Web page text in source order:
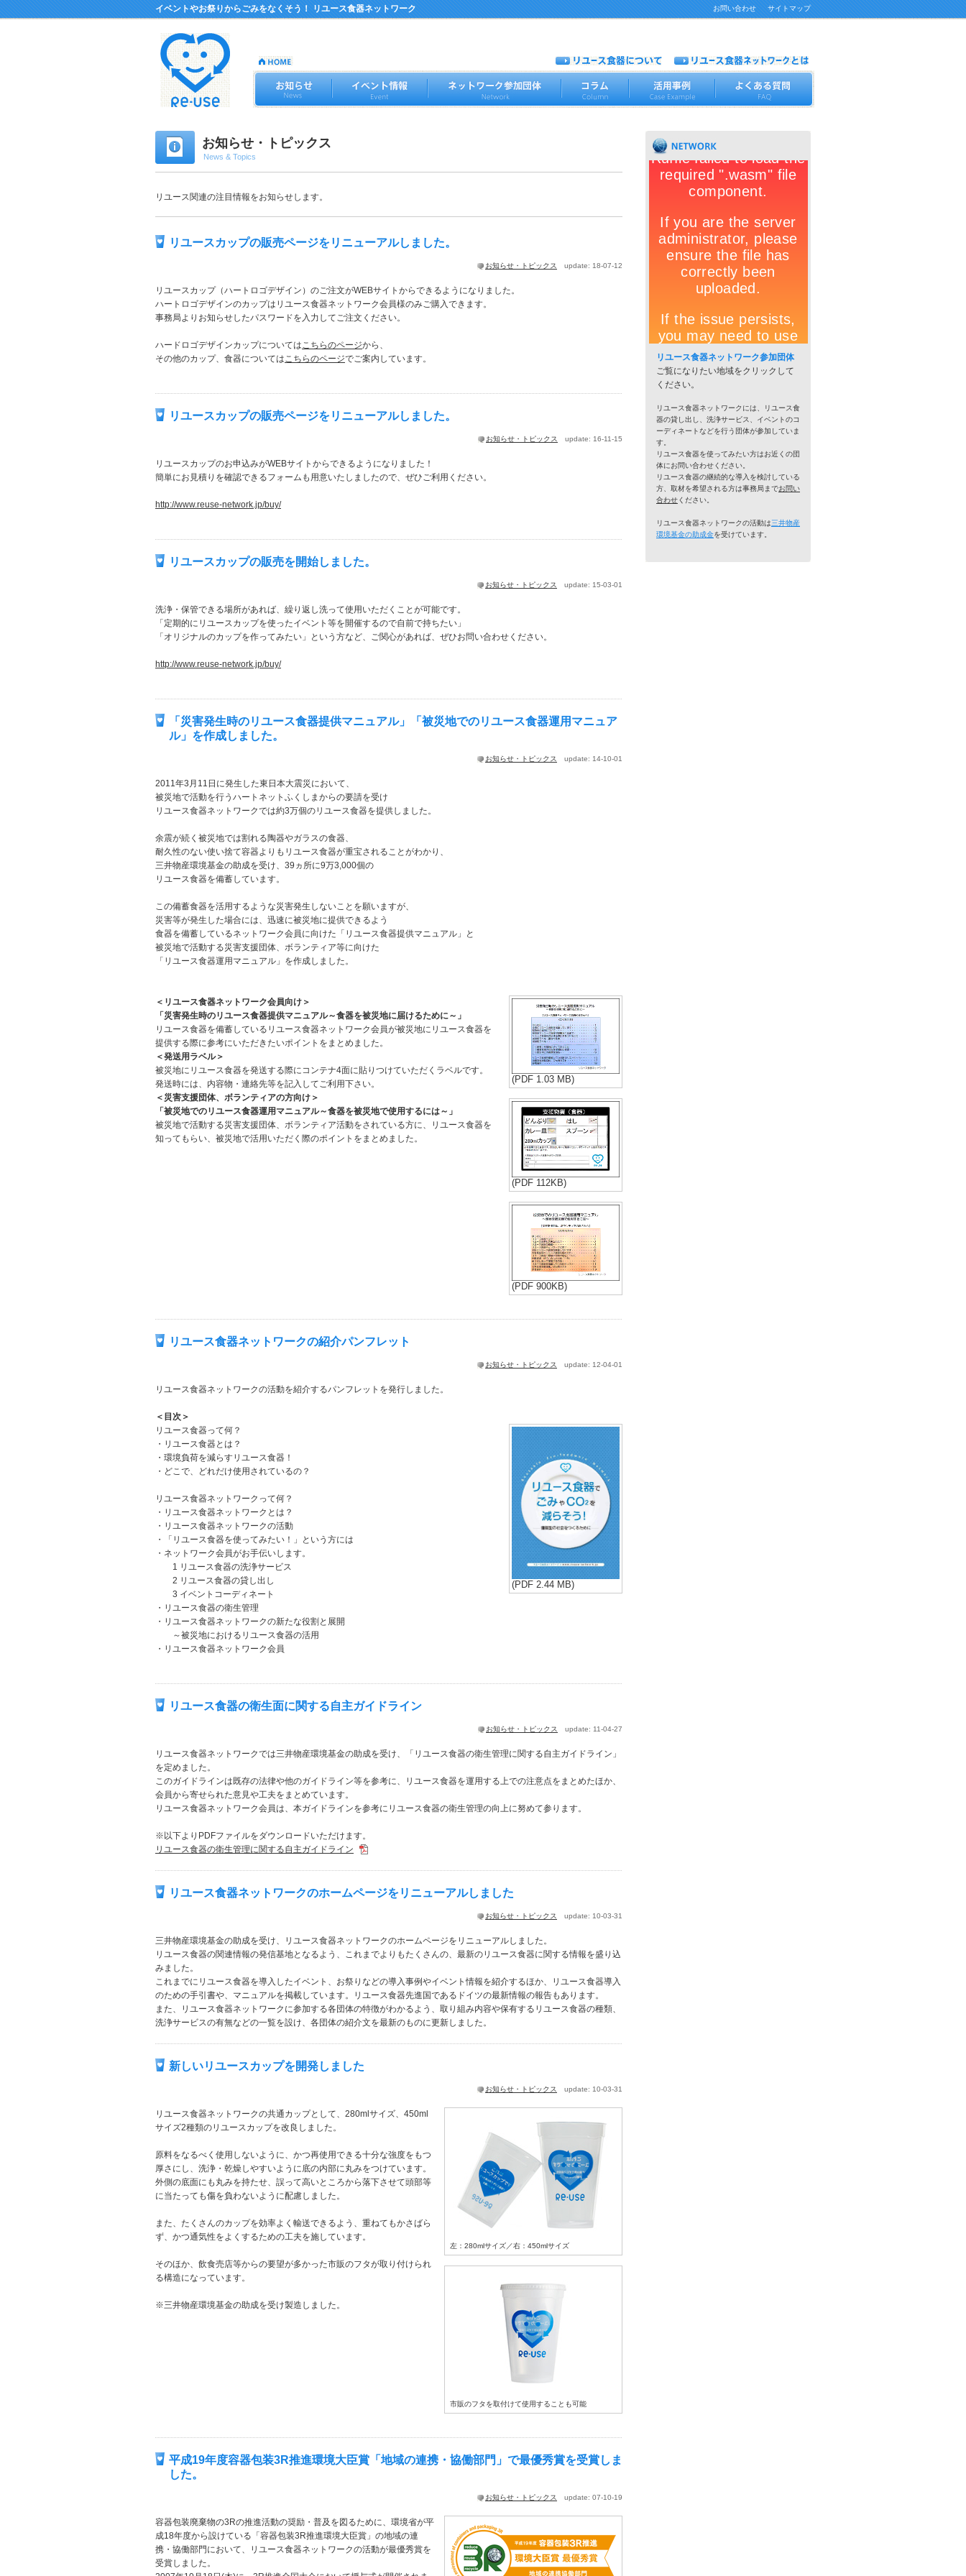
イベントやお祭りからごみをなくそう！ リユース食器ネットワーク サイトマップ
お問い合わせ
お知らせ・トピックス
News & Topics
リユース関連の注目情報をお知らせします。
リユースカップの販売ページをリニューアルしました。
お知らせ・トピックス update: 18-07-12
リユースカップ（ハートロゴデザイン）のご注文がWEBサイトからできるようになりました。
ハートロゴデザインのカップはリユース食器ネットワーク会員様のみご購入できます。
事務局よりお知らせしたパスワードを入力してご注文ください。
ハードロゴデザインカップについてはこちらのページから、
その他のカップ、食器についてはこちらのページでご案内しています。
リユースカップの販売ページをリニューアルしました。
お知らせ・トピックス update: 16-11-15
リユースカップのお申込みがWEBサイトからできるようになりました！
簡単にお見積りを確認できるフォームも用意いたしましたので、ぜひご利用ください。
http://www.reuse-network.jp/buy/
リユースカップの販売を開始しました。
お知らせ・トピックス update: 15-03-01
洗浄・保管できる場所があれば、繰り返し洗って使用いただくことが可能です。
「定期的にリユースカップを使ったイベント等を開催するので自前で持ちたい」
「オリジナルのカップを作ってみたい」という方など、ご関心があれば、ぜひお問い合わせください。
http://www.reuse-network.jp/buy/
「災害発生時のリユース食器提供マニュアル」「被災地でのリユース食器運用マニュア
ル」を作成しました。
お知らせ・トピックス update: 14-10-01
2011年3月11日に発生した東日本大震災において、
被災地で活動を行うハートネットふくしまからの要請を受け
リユース食器ネットワークでは約3万個のリユース食器を提供しました。
余震が続く被災地では割れる陶器やガラスの食器、
耐久性のない使い捨て容器よりもリユース食器が重宝されることがわかり、
三井物産環境基金の助成を受け、39ヵ所に9万3,000個の
リユース食器を備蓄しています。
この備蓄食器を活用するような災害発生しないことを願いますが、
災害等が発生した場合には、迅速に被災地に提供できるよう
食器を備蓄しているネットワーク会員に向けた「リユース食器提供マニュアル」と
被災地で活動する災害支援団体、ボランティア等に向けた
「リユース食器運用マニュアル」を作成しました。
(PDF 1.03 MB)
＜リユース食器ネットワーク会員向け＞
「災害発生時のリユース食器提供マニュアル～食器を被災地に届けるために～」
リユース食器を備蓄しているリユース食器ネットワーク会員が被災地にリユース食器を
提供する際に参考にいただきたいポイントをまとめました。
(PDF 112KB)
＜発送用ラベル＞
被災地にリユース食器を発送する際にコンテナ4面に貼りつけていただくラベルです。
発送時には、内容物・連絡先等を記入してご利用下さい。
(PDF 900KB)
＜災害支援団体、ボランティアの方向け＞
「被災地でのリユース食器運用マニュアル～食器を被災地で使用するには～」
被災地で活動する災害支援団体、ボランティア活動をされている方に、リユース食器を
知ってもらい、被災地で活用いただく際のポイントをまとめました。
リユース食器ネットワークの紹介パンフレット
お知らせ・トピックス update: 12-04-01
リユース食器ネットワークの活動を紹介するパンフレットを発行しました。
＜目次＞
(PDF 2.44 MB)
リユース食器って何？
・リユース食器とは？
・環境負荷を減らすリユース食器！
・どこで、どれだけ使用されているの？
リユース食器ネットワークって何？
・リユース食器ネットワークとは？
・リユース食器ネットワークの活動
・「リユース食器を使ってみたい！」という方には
・ネットワーク会員がお手伝いします。
1 リユース食器の洗浄サービス
2 リユース食器の貸し出し
3 イベントコーディネート
・リユース食器の衛生管理
・リユース食器ネットワークの新たな役割と展開
～被災地におけるリユース食器の活用
・リユース食器ネットワーク会員
リユース食器の衛生面に関する自主ガイドライン
お知らせ・トピックス update: 11-04-27
リユース食器ネットワークでは三井物産環境基金の助成を受け、「リユース食器の衛生管理に関する自主ガイドライン」
を定めました。
このガイドラインは既存の法律や他のガイドライン等を参考に、リユース食器を運用する上での注意点をまとめたほか、
会員から寄せられた意見や工夫をまとめています。
リユース食器ネットワーク会員は、本ガイドラインを参考にリユース食器の衛生管理の向上に努めて参ります。
※以下よりPDFファイルをダウンロードいただけます。
リユース食器の衛生管理に関する自主ガイドライン
リユース食器ネットワークのホームページをリニューアルしました
お知らせ・トピックス update: 10-03-31
三井物産環境基金の助成を受け、リユース食器ネットワークのホームページをリニューアルしました。
リユース食器の関連情報の発信基地となるよう、これまでよりもたくさんの、最新のリユース食器に関する情報を盛り込
みました。
これまでにリユース食器を導入したイベント、お祭りなどの導入事例やイベント情報を紹介するほか、リユース食器導入
のための手引書や、マニュアルを掲載しています。リユース食器先進国であるドイツの最新情報の報告もあります。
また、リユース食器ネットワークに参加する各団体の特徴がわかるよう、取り組み内容や保有するリユース食器の種類、
洗浄サービスの有無などの一覧を設け、各団体の紹介文を最新のものに更新しました。
新しいリユースカップを開発しました
お知らせ・トピックス update: 10-03-31
左：280mlサイズ／右：450mlサイズ
市販のフタを取付けて使用することも可能
リユース食器ネットワークの共通カップとして、280mlサイズ、450ml
サイズ2種類のリユースカップを改良しました。
原料をなるべく使用しないように、かつ再使用できる十分な強度をもつ
厚さにし、洗浄・乾燥しやすいように底の内部に丸みをつけています。
外側の底面にも丸みを持たせ、誤って高いところから落下させて頭部等
に当たっても傷を負わないように配慮しました。
また、たくさんのカップを効率よく輸送できるよう、重ねてもかさばら
ず、かつ通気性をよくするための工夫を施しています。
そのほか、飲食売店等からの要望が多かった市販のフタが取り付けられ
る構造になっています。
※三井物産環境基金の助成を受け製造しました。
平成19年度容器包装3R推進環境大臣賞「地域の連携・協働部門」で最優秀賞を受賞しま
した。
お知らせ・トピックス update: 07-10-19
容器包装廃棄物の3Rの推進活動の奨励・普及を図るために、環境省が平
成18年度から設けている「容器包装3R推進環境大臣賞」の地域の連
携・協働部門において、リユース食器ネットワークの活動が最優秀賞を
受賞しました。
リユース食器ネットワーク参加団体
ご覧になりたい地域をクリックして
ください。
リユース食器ネットワークには、リユース食
器の貸し出し、洗浄サービス、イベントのコ
ーディネートなどを行う団体が参加していま
す。
リユース食器を使ってみたい方はお近くの団
体にお問い合わせください。
リユース食器の継続的な導入を検討している
方、取材を希望される方は事務局までお問い
合わせください。
リユース食器ネットワークの活動は三井物産
環境基金の助成金を受けています。